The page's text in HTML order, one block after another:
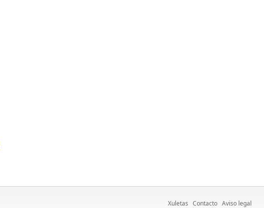
Xuletas Contacto Aviso legal